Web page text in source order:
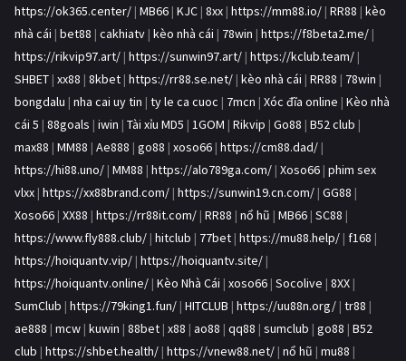
https://ok365.center/ | MB66 | KJC | 8xx | https://mm88.io/ | RR88 | kèo
nhà cái | bet88 | cakhiatv | kèo nhà cái | 78win | https://f8beta2.me/ |
https://rikvip97.art/ | https://sunwin97.art/ | https://kclub.team/ |
SHBET | xx88 | 8kbet | https://rr88.se.net/ | kèo nhà cái | RR88 | 78win |
bongdalu | nha cai uy tin | ty le ca cuoc | 7mcn | Xóc đĩa online | Kèo nhà
cái 5 | 88goals | iwin | Tài xỉu MD5 | 1GOM | Rikvip | Go88 | B52 club |
max88 | MM88 | Ae888 | go88 | xoso66 | https://cm88.dad/ |
https://hi88.uno/ | MM88 | https://alo789ga.com/ | Xoso66 | phim sex
vlxx | https://xx88brand.com/ | https://sunwin19.cn.com/ | GG88 |
Xoso66 | XX88 | https://rr88it.com/ | RR88 | nổ hũ | MB66 | SC88 |
https://www.fly888.club/ | hitclub | 77bet | https://mu88.help/ | f168 |
https://hoiquantv.vip/ | https://hoiquantv.site/ |
https://hoiquantv.online/ | Kèo Nhà Cái | xoso66 | Socolive | 8XX |
SumClub | https://79king1.fun/ | HITCLUB | https://uu88n.org/ | tr88 |
ae888 | mcw | kuwin | 88bet | x88 | ao88 | qq88 | sumclub | go88 | B52
club | https://shbet.health/ | https://vnew88.net/ | nổ hũ | mu88 |